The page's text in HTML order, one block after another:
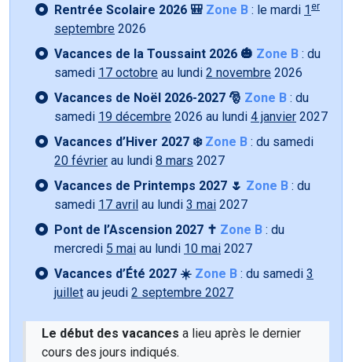
Rentrée Scolaire 2026 🎒 Zone B : le mardi 1 er
septembre 2026
Vacances de la Toussaint 2026 🎃 Zone B : du
samedi 17 octobre au lundi 2 novembre 2026
Vacances de Noël 2026-2027 🎅 Zone B : du
samedi 19 décembre 2026 au lundi 4 janvier 2027
Vacances d’Hiver 2027 ❄️ Zone B : du samedi
20 février au lundi 8 mars 2027
Vacances de Printemps 2027 🌷 Zone B : du
samedi 17 avril au lundi 3 mai 2027
Pont de l’Ascension 2027 ✝️ Zone B : du
mercredi 5 mai au lundi 10 mai 2027
Vacances d’Été 2027 ☀️ Zone B : du samedi 3
juillet au jeudi 2 septembre 2027
Le début des vacances a lieu après le dernier
cours des jours indiqués.